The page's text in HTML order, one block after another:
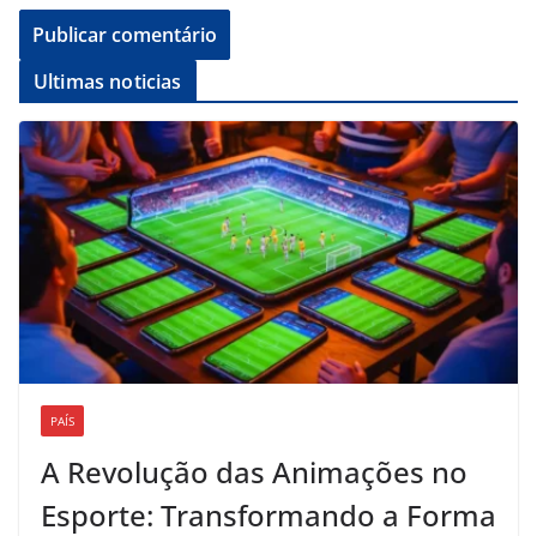
Ultimas noticias
PAÍS
A Revolução das Animações no
Esporte: Transformando a Forma